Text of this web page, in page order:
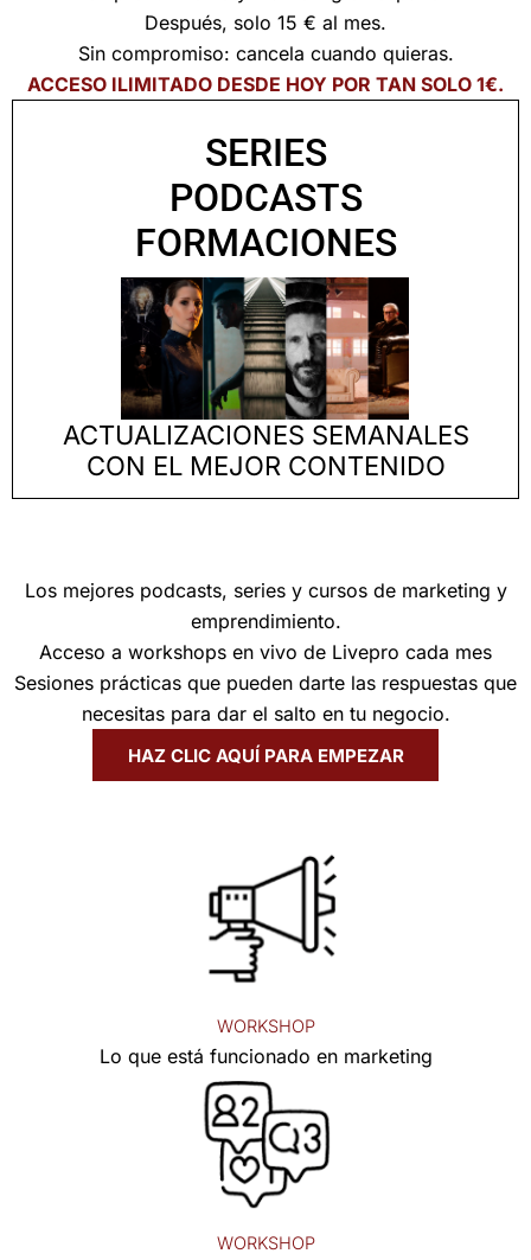
Después, solo 15 € al mes.
Sin compromiso: cancela cuando quieras.
ACCESO ILIMITADO DESDE HOY POR TAN SOLO 1€.
SERIES
PODCASTS
FORMACIONES
ACTUALIZACIONES SEMANALES
CON EL MEJOR CONTENIDO
Los mejores podcasts, series y cursos de marketing y
emprendimiento.
Acceso a workshops en vivo de Livepro cada mes
Sesiones prácticas que pueden darte las respuestas que
necesitas para dar el salto en tu negocio.
HAZ CLIC AQUÍ PARA EMPEZAR
WORKSHOP
Lo que está funcionado en marketing
WORKSHOP